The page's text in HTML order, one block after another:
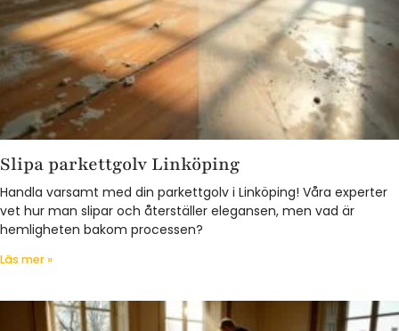
Slipa parkettgolv Linköping
Handla varsamt med din parkettgolv i Linköping! Våra experter
vet hur man slipar och återställer elegansen, men vad är
hemligheten bakom processen?
Läs mer »